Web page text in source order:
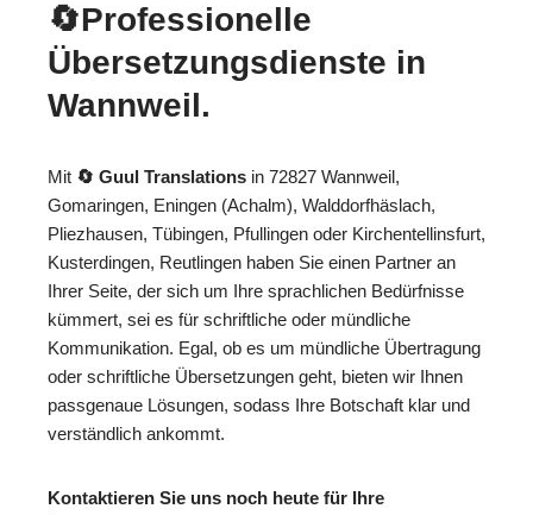
🔄Professionelle
Übersetzungsdienste in
Wannweil.
Mit 🔄 Guul Translations in 72827 Wannweil,
Gomaringen, Eningen (Achalm), Walddorfhäslach,
Pliezhausen, Tübingen, Pfullingen oder Kirchentellinsfurt,
Kusterdingen, Reutlingen haben Sie einen Partner an
Ihrer Seite, der sich um Ihre sprachlichen Bedürfnisse
kümmert, sei es für schriftliche oder mündliche
Kommunikation. Egal, ob es um mündliche Übertragung
oder schriftliche Übersetzungen geht, bieten wir Ihnen
passgenaue Lösungen, sodass Ihre Botschaft klar und
verständlich ankommt.
Kontaktieren Sie uns noch heute für Ihre